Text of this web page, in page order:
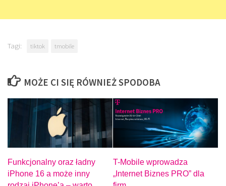
Tagi: tiktok tmobile
MOŻE CI SIĘ RÓWNIEŻ SPODOBA
Funkcjonalny oraz ładny
iPhone 16 a może inny
T-Mobile wprowadza
„Internet Biznes PRO” dla